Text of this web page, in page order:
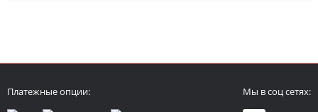
Платежные опции: Мы в соц сетях: